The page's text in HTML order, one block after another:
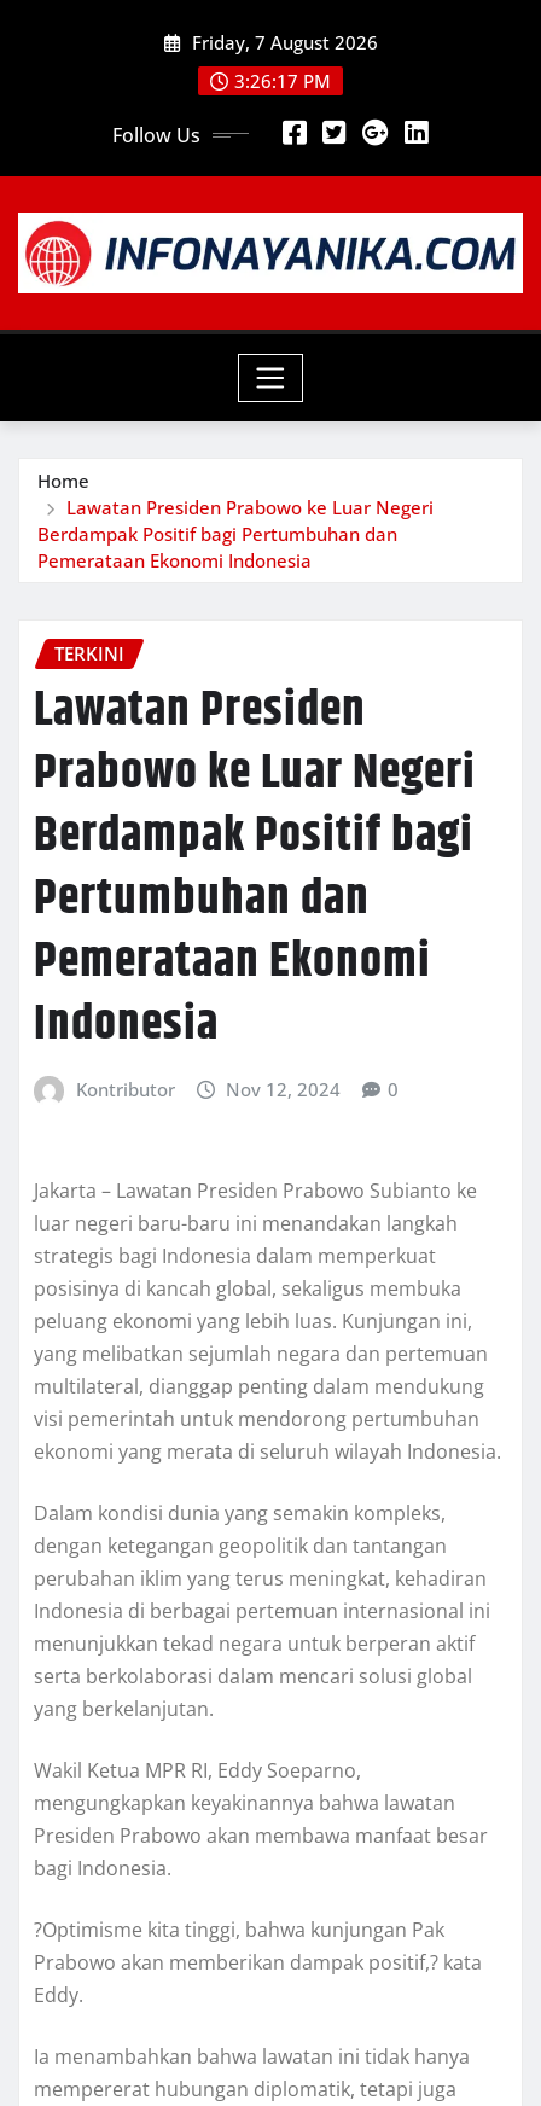
Friday, 7 August 2026
3:26:18 PM
Follow Us
Home
Lawatan Presiden Prabowo ke Luar Negeri
Berdampak Positif bagi Pertumbuhan dan
Pemerataan Ekonomi Indonesia
TERKINI
Lawatan Presiden
Prabowo ke Luar Negeri
Berdampak Positif bagi
Pertumbuhan dan
Pemerataan Ekonomi
Indonesia
Kontributor Nov 12, 2024 0
Jakarta – Lawatan Presiden Prabowo Subianto ke
luar negeri baru-baru ini menandakan langkah
strategis bagi Indonesia dalam memperkuat
posisinya di kancah global, sekaligus membuka
peluang ekonomi yang lebih luas. Kunjungan ini,
yang melibatkan sejumlah negara dan pertemuan
multilateral, dianggap penting dalam mendukung
visi pemerintah untuk mendorong pertumbuhan
ekonomi yang merata di seluruh wilayah Indonesia.
Dalam kondisi dunia yang semakin kompleks,
dengan ketegangan geopolitik dan tantangan
perubahan iklim yang terus meningkat, kehadiran
Indonesia di berbagai pertemuan internasional ini
menunjukkan tekad negara untuk berperan aktif
serta berkolaborasi dalam mencari solusi global
yang berkelanjutan.
Wakil Ketua MPR RI, Eddy Soeparno,
mengungkapkan keyakinannya bahwa lawatan
Presiden Prabowo akan membawa manfaat besar
bagi Indonesia.
?Optimisme kita tinggi, bahwa kunjungan Pak
Prabowo akan memberikan dampak positif,? kata
Eddy.
Ia menambahkan bahwa lawatan ini tidak hanya
mempererat hubungan diplomatik, tetapi juga